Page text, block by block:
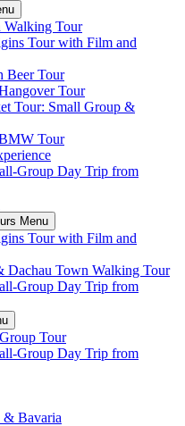
Walking Tour
Tour with Film and
Beer Tour
Tour
Tour: Small Group &
Tour
Group Day Trip from
Menu
Tour with Film and
Dachau Town Walking Tour
Group Day Trip from
Tour
Group Day Trip from
& Bavaria